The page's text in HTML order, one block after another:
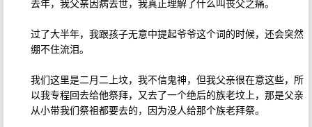
去年，我父亲因病去世，我真正理解了什么叫丧父之痛。
过了大半年，我跟孩子无意中提起爷爷这个词的时候，还会突然
绷不住流泪。
我们这里是二月二上坟，我不信鬼神，但我父亲很在意这些，所
以我专程回去给他祭拜，又去了一个绝后的族老坟上，那是父亲
从小带我们祭祖都要去的，因为没人给那个族老拜祭。